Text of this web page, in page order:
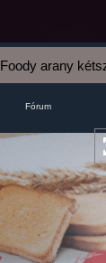
Foody arany
Fórum